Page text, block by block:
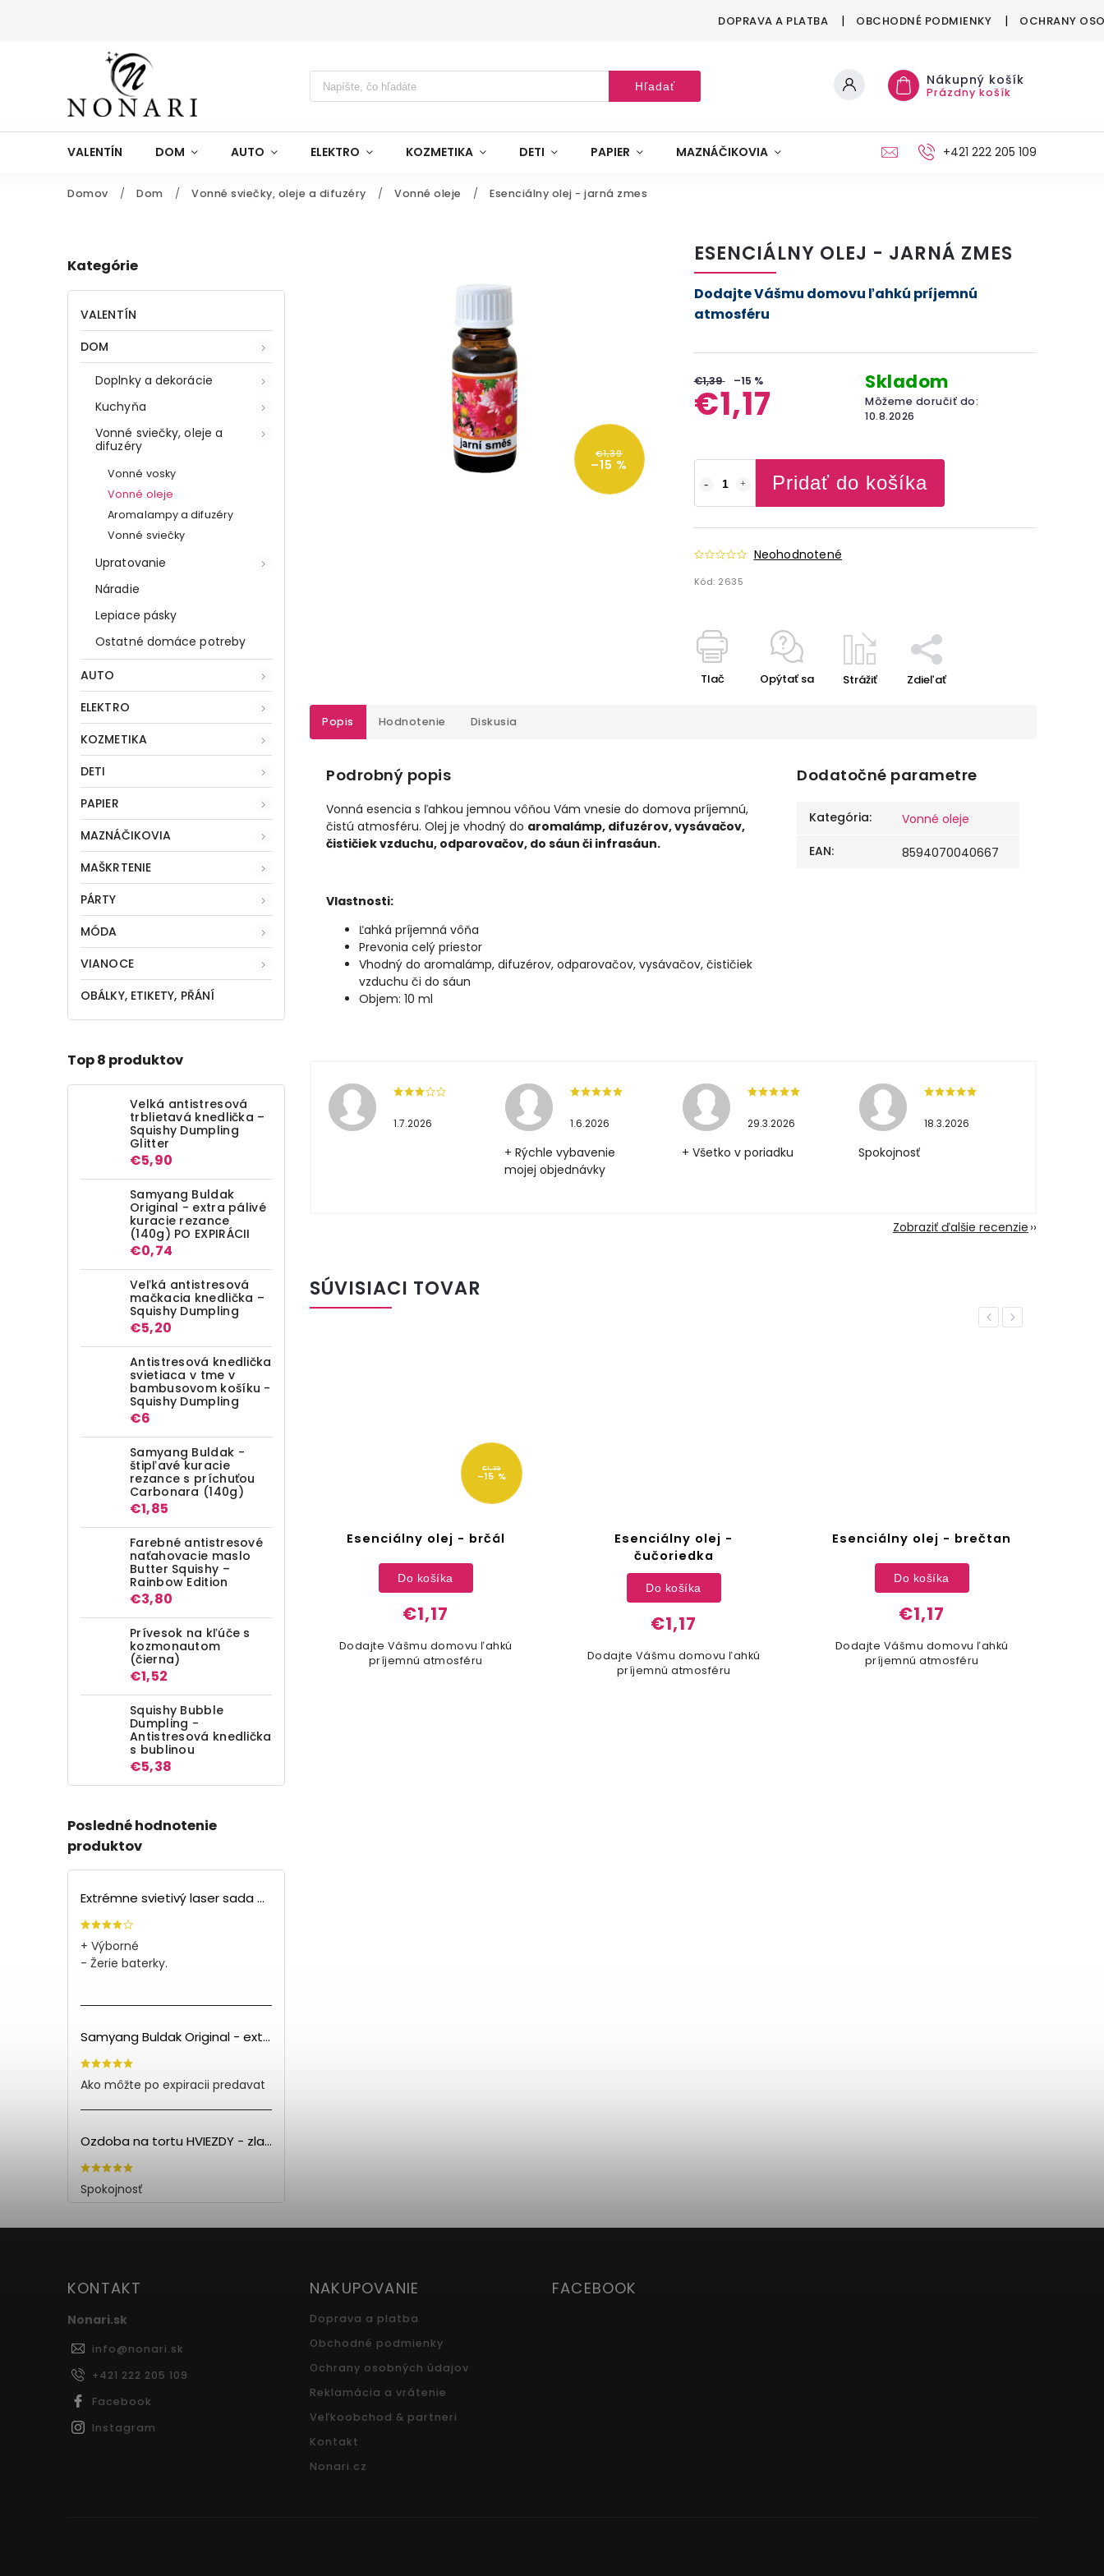
DOPRAVA A PLATBA OBCHODNÉ PODMIENKY OCHRANY
Hľadať Nákupný košík
Prázdny košík
VALENTÍN DOM AUTO ELEKTRO KOZMETIKA DETI PAPIER MAZNÁČIKOVIA MAŠKRTENIE PÁRTY MÓDA
+421 222 205 109
Domov / Dom / Vonné sviečky, oleje a difuzéry / Vonné oleje / Esenciálny olej - jarná zmes
Kategórie
VALENTÍN
DOM
Doplnky a dekorácie
Kuchyňa
Vonné sviečky, oleje a
difuzéry
Vonné vosky
Vonné oleje
Aromalampy a difuzéry
Vonné sviečky
Upratovanie
Náradie
Lepiace pásky
Ostatné domáce potreby
AUTO
ELEKTRO
KOZMETIKA
DETI
PAPIER
MAZNÁČIKOVIA
MAŠKRTENIE
PÁRTY
MÓDA
VIANOCE
OBÁLKY, ETIKETY, PŘÁNÍ
Top 8 produktov
Velká antistresová
trblietavá knedlička –
Squishy Dumpling
Glitter
€5,90
Samyang Buldak
Original - extra pálivé
kuracie rezance
(140g) PO EXPIRÁCII
€0,74
Veľká antistresová
mačkacia knedlička –
Squishy Dumpling
€5,20
Antistresová knedlička
svietiaca v tme v
bambusovom košíku -
Squishy Dumpling
€6
Samyang Buldak -
štipľavé kuracie
rezance s príchuťou
Carbonara (140g)
€1,85
Farebné antistresové
naťahovacie maslo
Butter Squishy –
Rainbow Edition
€3,80
Prívesok na kľúče s
kozmonautom
(čierna)
€1,52
Squishy Bubble
Dumpling -
Antistresová knedlička
s bublinou
€5,38
Posledné hodnotenie
produktov
Extrémne svietivý laser sada + 4 nástavce
+ Výborné
- Žerie baterky.
Samyang Buldak Original - extra pálivé kuracie rezance (140g) PO EXPIRÁCII
Ako môžte po expiracii predavat
Ozdoba na tortu HVIEZDY - zlatá (5ks)
Spokojnosť
€1,39
–15 %
ESENCIÁLNY OLEJ - JARNÁ ZMES
€1,39 –15 %
€1,17
Skladom
Môžeme doručiť do:
10.8.2026
Pridať do košíka
Neohodnotené
Kód: 2635
Dodajte Vášmu domovu ľahkú príjemnú
atmosféru
Tlač Opýtať sa Strážiť Zdieľať
Popis Hodnotenie Diskusia
Podrobný popis
Vonná esencia s ľahkou jemnou vôňou Vám vnesie do domova príjemnú,
čistú atmosféru. Olej je vhodný do aromalámp, difuzérov, vysávačov,
čističiek vzduchu, odparovačov, do sáun či infrasáun.
Vlastnosti:
Ľahká príjemná vôňa
Prevonia celý priestor
Vhodný do aromalámp, difuzérov, odparovačov, vysávačov, čističiek
vzduchu či do sáun
Objem: 10 ml
Dodatočné parametre
Kategória:
Vonné oleje
EAN: 8594070040667
1.7.2026 1.6.2026
+ Rýchle vybavenie
mojej objednávky
29.3.2026
+ Všetko v poriadku
18.3.2026
Spokojnosť
Zobraziť ďalšie recenzie
SÚVISIACI TOVAR
Previous
–15 %
Esenciálny olej - borovica
€1,17
Do košíka
Dodajte Vášmu domovu ľahkú
príjemnú atmosféru
€1,39
–15 %
Esenciálny olej - brčál
€1,17
Do košíka
Dodajte Vášmu domovu ľahkú
príjemnú atmosféru
Esenciálny olej -
čučoriedka
€1,17
Do košíka
Dodajte Vášmu domovu ľahkú
príjemnú atmosféru
Esenciálny olej - brečtan
€1,17
Do košíka
Dodajte Vášmu domovu ľahkú
príjemnú atmosféru
Next
KONTAKT
Nonari.sk
info@nonari.sk
+421 222 205 109
Facebook
Instagram
NAKUPOVANIE
Doprava a platba
Obchodné podmienky
Ochrany osobných údajov
Reklamácia a vrátenie
Veľkoobchod & partneri
Kontakt
Nonari.cz
FACEBOOK